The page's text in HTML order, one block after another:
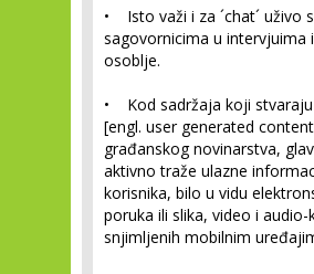
• Isto važi i za ´chat´ uživo
sagovornicima u intervjuima
osoblje.
• Kod sadržaja koji stvaraju
[engl. user generated
građanskog novinarstva,
aktivno traže ulazne
korisnika, bilo u vidu
poruka ili slika, video i audio-
snjimljenih mobilnim